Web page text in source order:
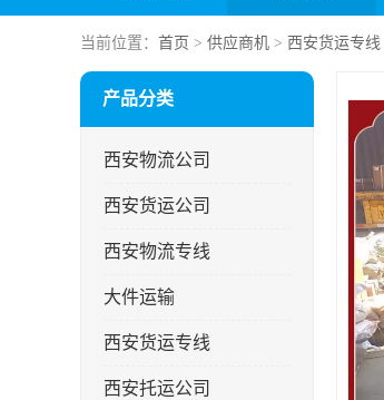
当前位置： 首页 > 供应商机 > 西安货运专线
产品分类
西安物流公司
西安货运公司
西安物流专线
大件运输
西安货运专线
西安托运公司